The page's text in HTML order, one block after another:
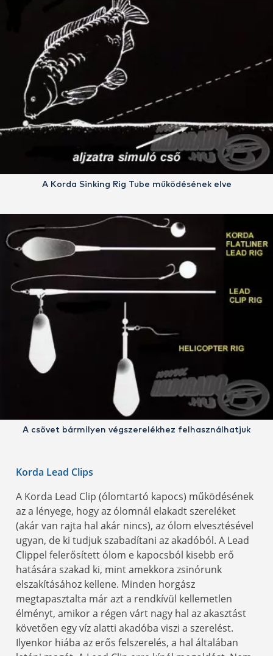
A Korda Sinking Rig Tube működésének elve
A csövet bármilyen végszerelékhez felhasználhatjuk
Korda Lead Clips
A Korda Lead Clip (ólomtartó kapocs) működésének
az a lényege, hogy az ólomnál elakadt szereléket
(akár van rajta hal akár nincs), az ólom elvesztésével
ugyan, de ki tudjuk szabadítani az akadóból. A Lead
Clippel felerősített ólom e kapocsból kisebb erő
hatására szakad ki, mint amekkora zsinórunk
elszakításához kellene. Minden horgász
megtapasztalta már azt a rendkívül kellemetlen
élményt, amikor a régen várt nagy hal az akasztást
követően egy víz alatti akadóba viszi a szerelést.
Ilyenkor hiába az erős felszerelés, a hal általában